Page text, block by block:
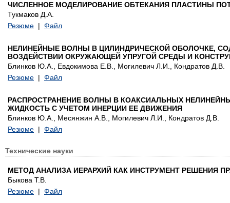
ЧИСЛЕННОЕ МОДЕЛИРОВАНИЕ ОБТЕКАНИЯ ПЛАСТИНЫ
Тукмаков Д.А.
Резюме | Файл
НЕЛИНЕЙНЫЕ ВОЛНЫ В ЦИЛИНДРИЧЕСКОЙ ОБОЛОЧКЕ,
ВОЗДЕЙСТВИИ ОКРУЖАЮЩЕЙ УПРУГОЙ СРЕДЫ И
Блинков Ю.А., Евдокимова Е.В., Могилевич Л.И., Кондратов Д.В.
Резюме | Файл
РАСПРОСТРАНЕНИЕ ВОЛНЫ В КОАКСИАЛЬНЫХ
ЖИДКОСТЬ С УЧЕТОМ ИНЕРЦИИ ЕЕ ДВИЖЕНИЯ
Блинков Ю.А., Месянжин А.В., Могилевич Л.И., Кондратов Д.В.
Резюме | Файл
Технические науки
МЕТОД АНАЛИЗА ИЕРАРХИЙ КАК ИНСТРУМЕНТ РЕШЕНИЯ
Быкова Т.В.
Резюме | Файл